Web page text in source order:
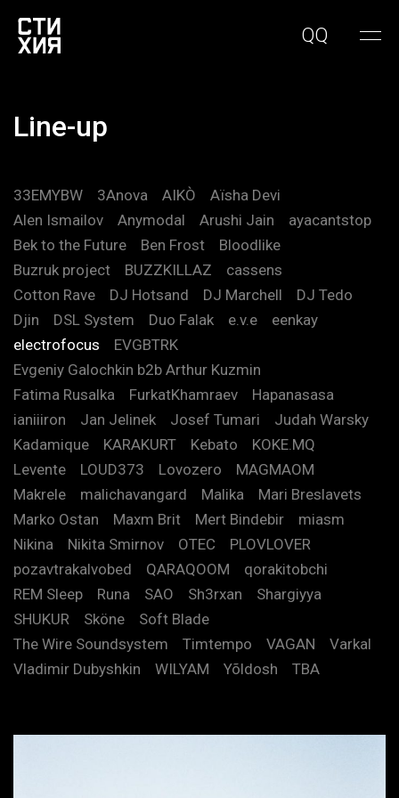
QQ
Line-up
33EMYBW 3Anova AIKÒ
Aïsha Devi
Alen Ismailov
Anymodal Arushi Jain
ayacantstop
Bek to the Future
Ben Frost
Bloodlike
Buzruk project
BUZZKILLAZ
cassens
Cotton Rave
DJ Hotsand DJ Marchell
DJ Tedo
Djin
DSL System Duo Falak e.v.e
eenkay
electrofocus
EVGBTRK
Evgeniy Galochkin b2b Arthur Kuzmin
Fatima Rusalka
FurkatKhamraev
Hapanasasa
ianiiiron
Jan Jelinek Josef Tumari
Judah Warsky
Kadamique
KARAKURT Kebato
KOKE.MQ
Levente
LOUD373 Lovozero
MAGMAOM
Makrele
malichavangard Malika
Mari Breslavets
Marko Ostan
Maxm Brit Mert Bindebir
miasm
Nikina
Nikita Smirnov OTEC
PLOVLOVER
pozavtrakalvobed
QARAQOOM
qorakitobchi
REM Sleep
Runa SAO Sh3rxan
Shargiyya
SHUKUR
Sköne
Soft Blade
The Wire Soundsystem
Timtempo VAGAN
Varkal
Vladimir Dubyshkin
WILYAM Yõldosh TBA